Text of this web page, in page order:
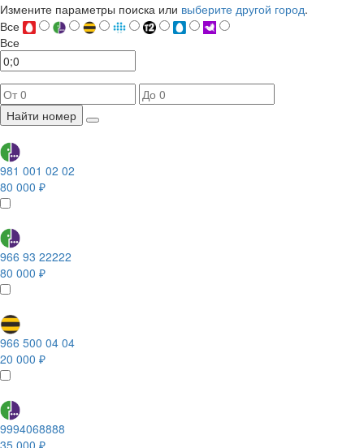
Измените параметры поиска или выберите другой город.
Все
Все
Найти номер
981 001 02 02
80 000 ₽
966 93 22222
80 000 ₽
966 500 04 04
20 000 ₽
9994068888